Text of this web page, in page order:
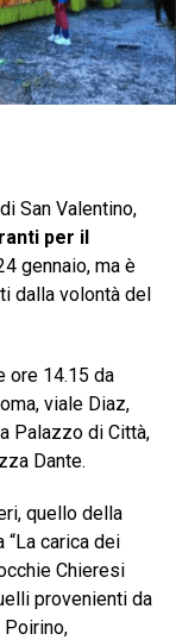
San Valentino,
per il
gennaio, ma è
dalla volontà del
ore 14.15 da
viale Diaz,
Palazzo di Città,
Dante.
quello della
“La carica dei
Chieresi
provenienti da